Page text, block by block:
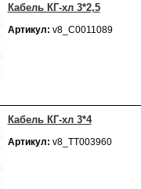
Кабель КГ-хл 3*2,5
Артикул: v8_С0011089
Кабель КГ-хл 3*4
Артикул: v8_ТТ003960